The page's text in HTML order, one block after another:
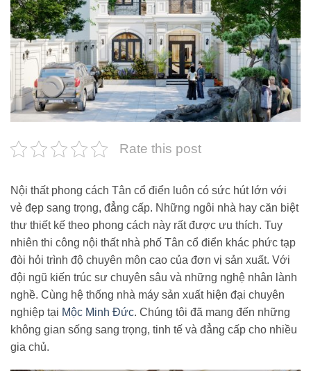
Rate this post
Nội thất phong cách Tân cổ điển luôn có sức hút lớn với
vẻ đẹp sang trọng, đẳng cấp. Những ngôi nhà hay căn biệt
thư thiết kế theo phong cách này rất được ưu thích. Tuy
nhiên thi công nội thất nhà phố Tân cổ điển khác phức tạp
đòi hỏi trình độ chuyên môn cao của đơn vị sản xuất. Với
đội ngũ kiến trúc sư chuyên sâu và những nghệ nhân lành
nghề. Cùng hệ thống nhà máy sản xuất hiện đại chuyên
nghiệp tại Mộc Minh Đức. Chúng tôi đã mang đến những
không gian sống sang trọng, tinh tế và đẳng cấp cho nhiều
gia chủ.